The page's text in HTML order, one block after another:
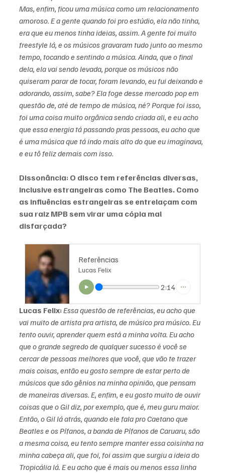
Mas, enfim, ficou uma música como um relacionamento
amoroso. E a gente quando foi pro estúdio, ela não tinha,
era que eu menos tinha ideias, assim. A gente foi muito
freestyle lá, e os músicos gravaram tudo junto ao mesmo
tempo, tocando e sentindo a música. Ainda, que o final
dela, ela vai sendo levada, porque os músicos não
quiseram parar de tocar, foram levando, eu fui deixando e
adorando, assim, sabe? Ela foge desse mercado pop em
questão de, até de tempo de música, né? Porque foi isso,
foi uma coisa muito orgânica sendo criada ali, e eu acho
que essa energia tá passando pras pessoas, eu acho que
é uma música que tá indo mais alto do que eu imaginava,
e eu tô feliz demais com isso.
Dissonância: O disco tem referências diversas,
inclusive estrangeiras como The Beatles. Como
as influências estrangeiras se entrelaçam com
sua raiz MPB sem virar uma cópia mal
disfarçada?
Referências
Lucas Felix
2:14
Lucas Felix:Essa questão de referências, eu acho que
vai muito de artista pra artista, de músico pra músico. Eu
tento ouvir, aprender quem está a minha volta. Eu acho
que o grande segredo de qualquer sucesso é você se
cercar de pessoas melhores que você, que vão te trazer
mais coisas, então eu gosto sempre de estar perto de
músicos que são gênios na minha opinião, que pensam
de maneiras diversas. E, enfim, e eu gosto muito de ouvir
coisas que o Gil diz, por exemplo, que é, meu guru maior.
Então, o Gil lá atrás, quando ele fala pro Caetano que
Beatles e os Pífanos, a banda de Pífanos de Caruaru, são
a mesma coisa, eu tento sempre manter essa coisinha na
minha cabeça ali, que foi, foi assim que surgiu a ideia do
Tropicália lá. E eu acho que é mais ou menos essa linha